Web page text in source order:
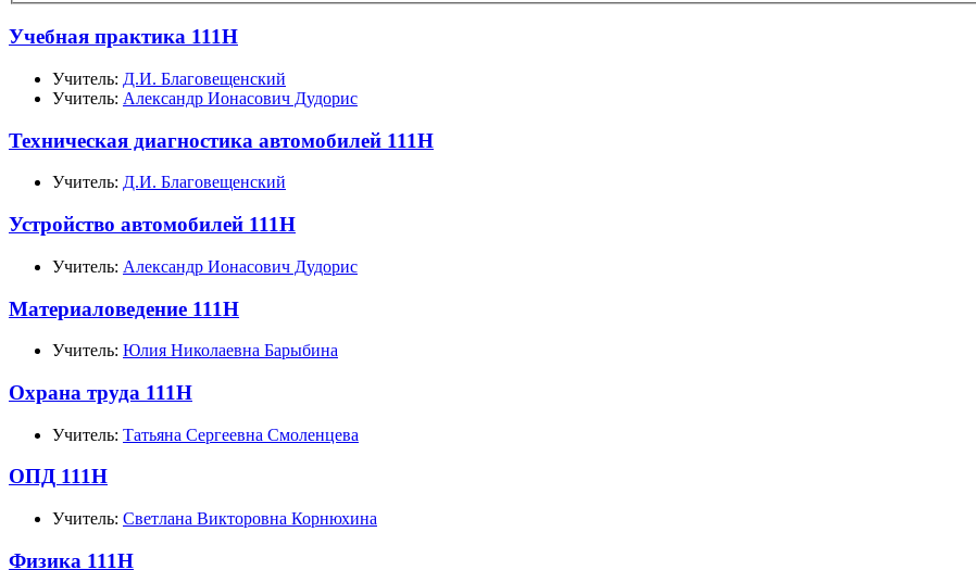
Учебная практика 111Н
Учитель: Д.И. Благовещенский
Учитель: Александр Ионасович Дудорис
Техническая диагностика автомобилей 111Н
Учитель: Д.И. Благовещенский
Устройство автомобилей 111Н
Учитель: Александр Ионасович Дудорис
Материаловедение 111Н
Учитель: Юлия Николаевна Барыбина
Охрана труда 111Н
Учитель: Татьяна Сергеевна Смоленцева
ОПД 111Н
Учитель: Светлана Викторовна Корнюхина
Физика 111Н